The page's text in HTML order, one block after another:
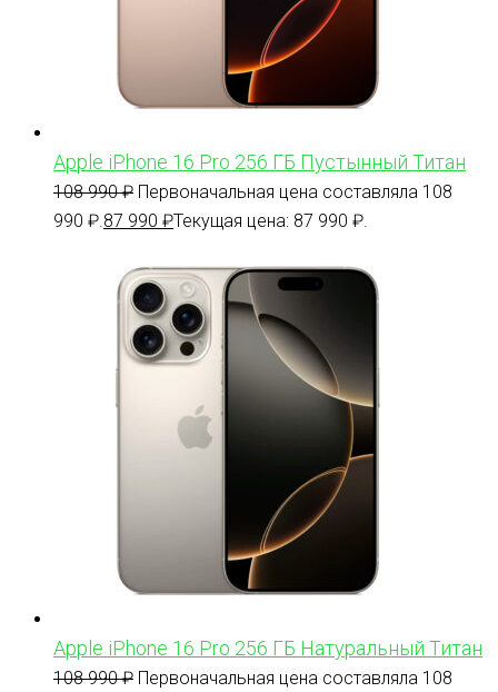
Apple iPhone 16 Pro 256 ГБ Пустынный Титан
108 990₽ Первоначальная цена составляла 108
990 ₽. 87 990 ₽Текущая цена: 87 990 ₽.
Apple iPhone 16 Pro 256 ГБ Натуральный Титан
108 990₽ Первоначальная цена составляла 108